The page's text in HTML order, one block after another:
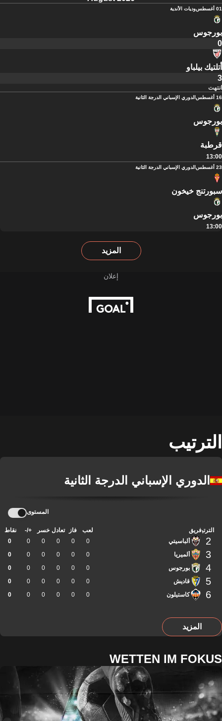
01 أغسطس وديات الأندية
بورجوس
0
أتلتيك بيلباو
3
انتهت
16 أغسطس الدوري الإسباني الدرجة الثانية
بورجوس
قرطبة
13:00
23 أغسطس الدوري الإسباني الدرجة الثانية
سبورتنج خيخون
بورجوس
13:00
المزيد
الترتيب
الدوري الإسباني الدرجة الثانية
المستوى
الترتيبفريق لعب فاز تعادل خسر +/- نقاط
2 ألباسيتي 0
0
0
0
0
0
3 ألميريا 0
0
0
0
0
0
4 بورجوس 0
0
0
0
0
0
5 قاديش 0
0
0
0
0
0
6 كاستيلون 0
0
0
0
0
0
المزيد
WETTEN IM FOKUS